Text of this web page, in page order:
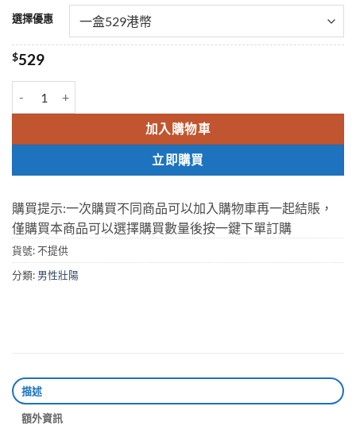
$529
through
$3429
選擇優惠
$529
加入購物車
立即購買
購買提示:一次購買不同商品可以加入購物車再一起結賬，
僅購買本商品可以選擇購買數量後按一鍵下單訂購
貨號:不提供
分類: 男性壯陽
描述
額外資訊